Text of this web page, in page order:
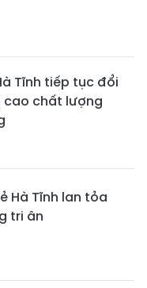
Tĩnh tiếp tục đổi
cao chất lượng
Hà Tĩnh lan tỏa
tri ân